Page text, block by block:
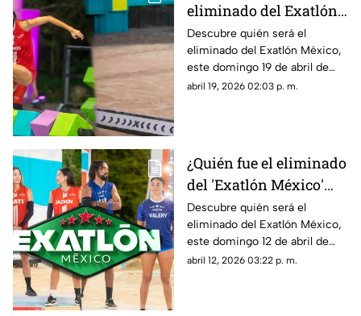
eliminado del Exatlón
México 2026? Karol y
Jazmín se enfrentaron
por la pertenencia
Descubre quién será el
eliminado del Exatlón México,
este domingo 19 de abril de
2026, estos son los detalles en
abril 19, 2026 02:03 p. m.
¿Quién fue el eliminado
del 'Exatlón México'
HOY, domingo 12 de
abril de 2026?
Descubre quién será el
eliminado del Exatlón México,
este domingo 12 de abril de
2026, estos son los detalles en
abril 12, 2026 03:22 p. m.